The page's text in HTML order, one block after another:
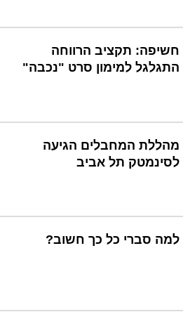
חשיפה: תקציב הרווחה
התגלגל למימון סרט "נכבה"
מהללת המחבלים הגיעה
לסינמטק תל אביב
למה סברי כל כך חשוב?